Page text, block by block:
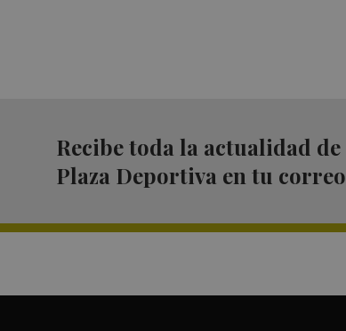
Recibe toda la actualidad de
Plaza Deportiva en tu correo